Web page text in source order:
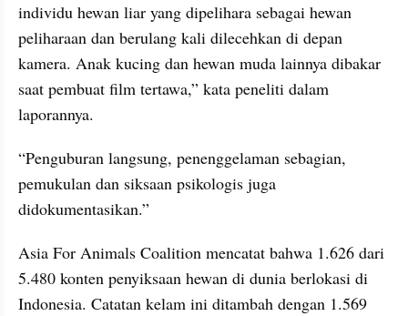
individu hewan liar yang dipelihara sebagai hewan
peliharaan dan berulang kali dilecehkan di depan
kamera. Anak kucing dan hewan muda lainnya dibakar
saat pembuat film tertawa,” kata peneliti dalam
laporannya.
“Penguburan langsung, penenggelaman sebagian,
pemukulan dan siksaan psikologis juga
didokumentasikan.”
Asia For Animals Coalition mencatat bahwa 1.626 dari
5.480 konten penyiksaan hewan di dunia berlokasi di
Indonesia. Catatan kelam ini ditambah dengan 1.569